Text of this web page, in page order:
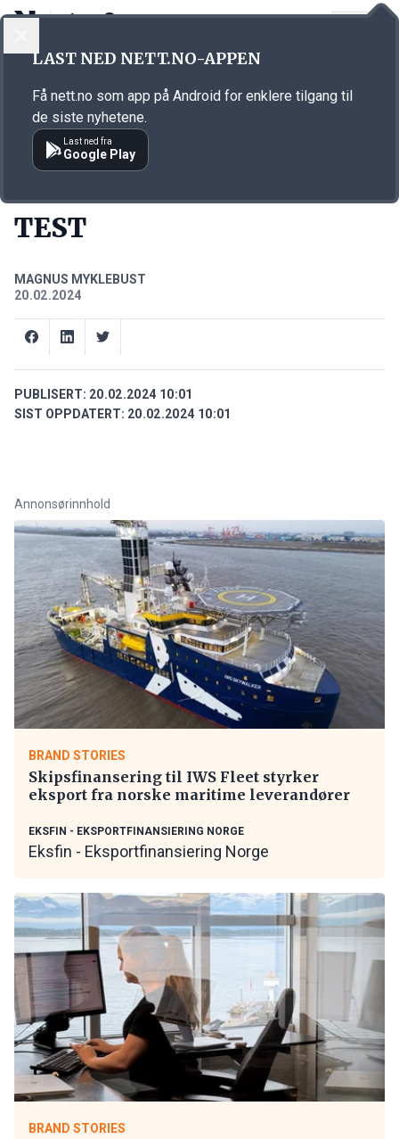
Annonsørinnhold
TEST
MAGNUS MYKLEBUST
20.02.2024
PUBLISERT: 20.02.2024 10:01
SIST OPPDATERT: 20.02.2024 10:01
Annonsørinnhold
BRAND STORIES
Skipsfinansering til IWS Fleet styrker
eksport fra norske maritime leverandører
EKSFIN - EKSPORTFINANSIERING NORGE
Eksfin - Eksportfinansiering Norge
BRAND STORIES
LAST NED NETT.NO-APPEN
Få nett.no som app på Android for enklere tilgang til
de siste nyhetene.
Last ned fra
Google Play